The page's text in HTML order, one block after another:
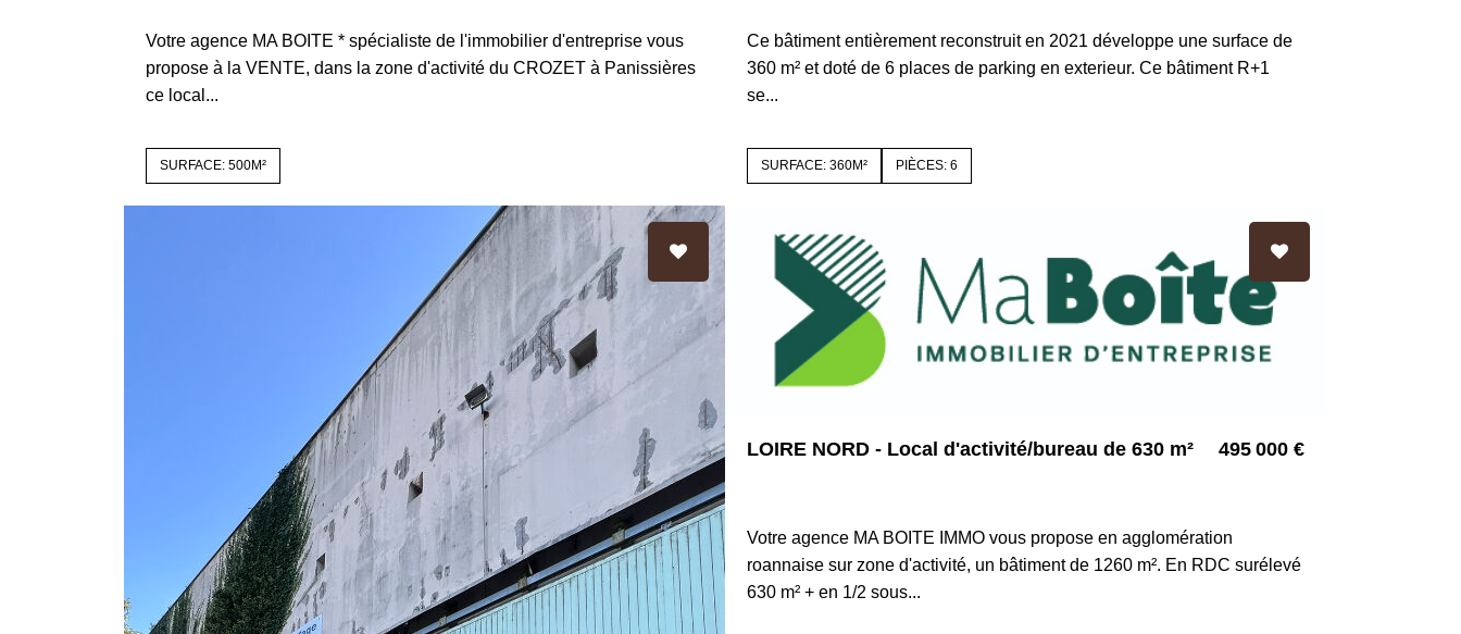
Votre agence MA BOITE * spécialiste de l'immobilier d'entreprise vous
propose à la VENTE, dans la zone d'activité du CROZET à Panissières
ce local...
SURFACE: 500M²
Ce bâtiment entièrement reconstruit en 2021 développe une surface de
360 m² et doté de 6 places de parking en exterieur. Ce bâtiment R+1
se...
SURFACE: 360M² PIÈCES: 6
LOIRE NORD - Local d'activité/bureau de 630 m² 495 000 €
Votre agence MA BOITE IMMO vous propose en agglomération
roannaise sur zone d'activité, un bâtiment de 1260 m². En RDC surélevé
630 m² + en 1/2 sous...